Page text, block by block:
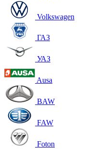
Volkswagen
ГАЗ
УАЗ
Ausa
BAW
FAW
Foton